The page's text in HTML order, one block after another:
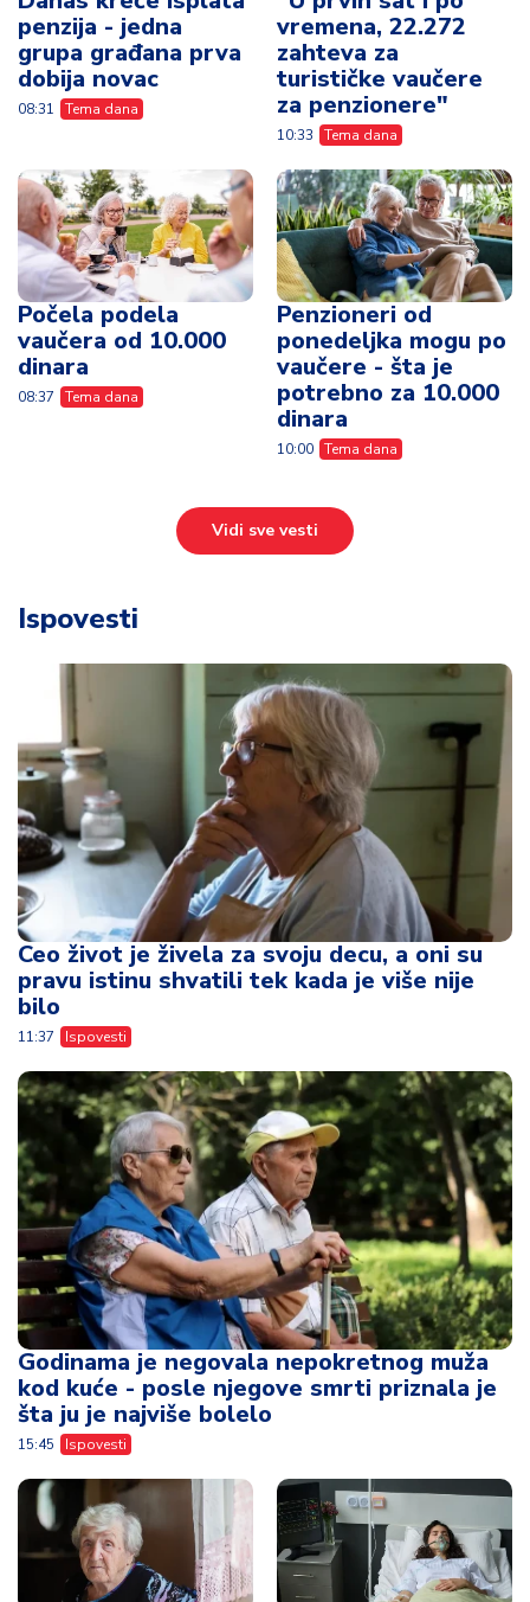
Počela podela
vaučera od 10.000
08:37 Tema dana
Penzioneri od
ponedeljka mogu po
vaučere - šta je
potrebno za 10.000
dinara
10:00 Tema dana
Vidi sve vesti
Ispovesti
Ceo život je živela za svoju decu, a oni su
pravu istinu shvatili tek kada je više nije
bilo
11:37 Ispovesti
Godinama je negovala nepokretnog muža
kod kuće - posle njegove smrti priznala je
šta ju je najviše bolelo
15:45 Ispovesti
Godinama nije
posetio baku, a zbog
nasledstva od
500.000 dolara
pojavio se sa
cvećem
09:59 Ispovesti
Mislili su da spava, a
žene koja je bila
svesna tokom kome
13:54 Ispovesti